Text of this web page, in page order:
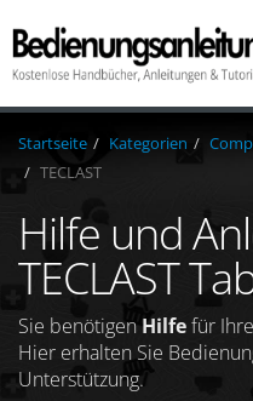
Startseite Kategorien
TECLAST
Hilfe und
TECLAST
Sie benötigen Hilfefür
Hier erhalten Sie
Unterstützung.